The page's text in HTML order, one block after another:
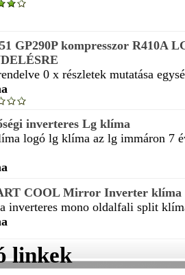
GP290P kompresszor R410A
0 x részletek mutatása
inverteres Lg klíma
logó lg klíma az lg immáron 7
COOL Mirror Inverter klíma
inverteres mono oldalfali split
linkek